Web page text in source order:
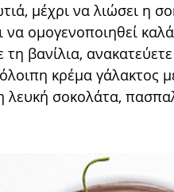
μέχρι να λιώσει η
να ομογενοποιηθεί
βανίλια,
κρέμα γάλακτος
σοκολάτα,